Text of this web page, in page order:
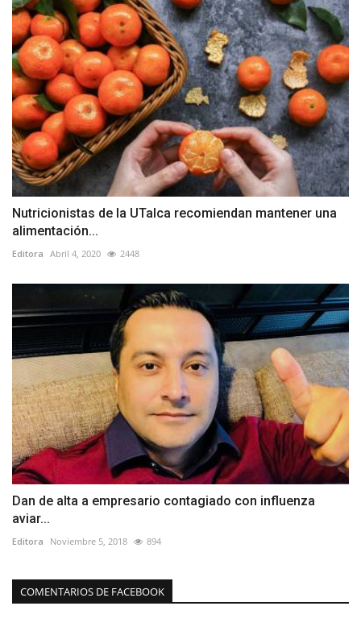
Nutricionistas de la UTalca recomiendan mantener una
alimentación...
Editora Abril 4, 2020 2448
Dan de alta a empresario contagiado con influenza
aviar...
Editora Noviembre 5, 2018 894
COMENTARIOS DE FACEBOOK